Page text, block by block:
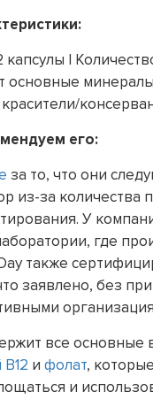
|
основные
его:
за то, что они
из-за количества
У
где
также
заявлено, без
все
и фолат,
и